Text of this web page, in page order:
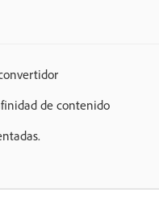
de contenido